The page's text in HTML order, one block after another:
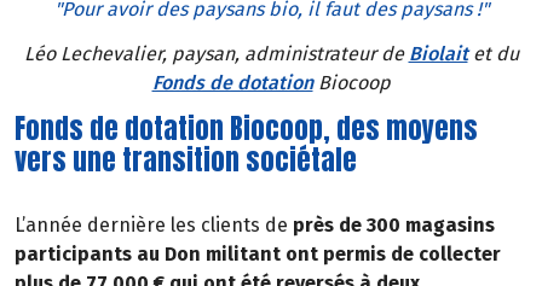
"Pour avoir des paysans bio, il faut des paysans !"
Léo Lechevalier, paysan, administrateur de Biolaitet du
Fonds de dotationBiocoop
Fonds de dotation Biocoop, des moyens
vers une transition sociétale
L’année dernière les clients de près de 300 magasins
participants au Don militant ont permis de collecter